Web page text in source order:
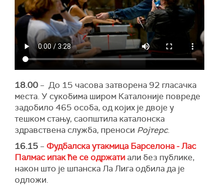
18.00 – До 15 часова затворена 92 гласачка
места. У сукобима широм Каталоније повреде
задобило 465 особа, од којих је двоје у
тешком стању, саопштила каталонска
здравствена служба, преноси Ројтерс.
16.15 – Фудбалска утакмица Барселона - Лас
Палмас ипак ће се одржати али без публике,
након што је шпанска Ла Лига одбила да је
одложи.